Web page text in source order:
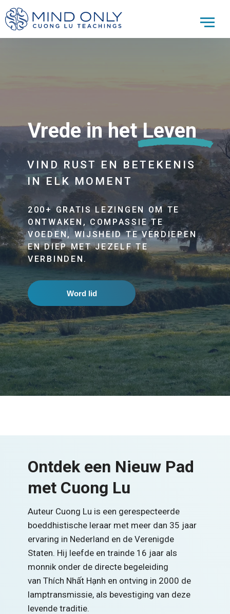
Vrede in het Leven
VIND RUST EN BETEKENIS
IN ELK MOMENT
200+ GRATIS LEZINGEN OM TE
ONTWAKEN, COMPASSIE TE
VOEDEN, WIJSHEID TE VERDIEPEN
EN DIEP MET JEZELF TE
VERBINDEN.
Word lid
Auteur Cuong Lu is een gerespecteerde
boeddhistische leraar met meer dan 35 jaar
ervaring in Nederland en de Verenigde
Staten. Hij leefde en trainde 16 jaar als
monnik onder de directe begeleiding
van Thích Nhất Hạnh en ontving in 2000 de
lamptransmissie, als bevestiging van deze
levende traditie.
Ontdek een Nieuw Pad
met Cuong Lu